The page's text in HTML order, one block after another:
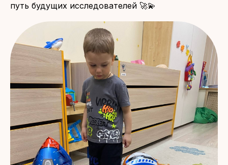
путь будущих исследователей 🚀💫